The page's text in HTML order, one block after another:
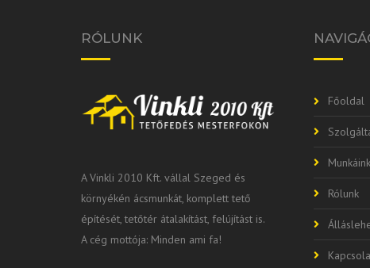
RÓLUNK
A Vinkli 2010 Kft. vállal Szeged és
környékén ácsmunkát, komplett tető
építését, tetőtér átalakítást, felújítást is.
A cég mottója: Minden ami fa!
Főoldal
Munkáink
Rólunk